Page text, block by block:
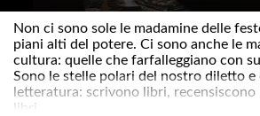
Non ci sono sole le madamine delle
piani alti del potere. Ci sono anche le
cultura: quelle che farfalleggiano con
Sono le stelle polari del nostro diletto e
letteratura: scrivono libri,
libri,..